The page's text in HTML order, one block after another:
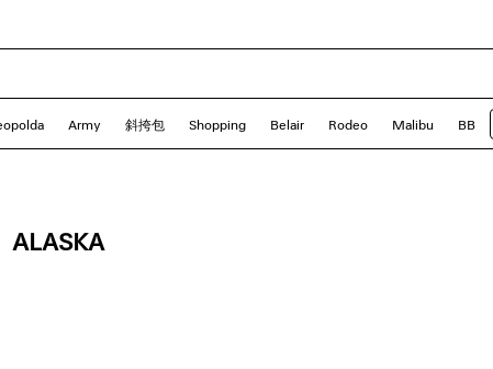
Army 斜挎包 Shopping Belair Rodeo Malibu BB
ALASKA